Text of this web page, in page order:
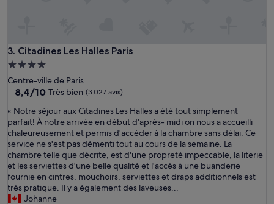
3. Citadines Les Halles Paris
Citadines Les Halles Paris
Hébergement
4.0 étoiles
Centre-ville de Paris
8.4
10,
Très
bien,
(3 027 avis)
8,4/10 Très bien (3 027 avis)
«
N
o
t
r
e
s
é
« Notre séjour aux Citadines Les Halles a été tout simplement
parfait! À notre arrivée en début d'après- midi on nous a accueilli
chaleureusement et permis d'accéder à la chambre sans délai. Ce
service ne s'est pas démenti tout au cours de la semaine. La
chambre telle que décrite, est d'une propreté impeccable, la literie
et les serviettes d'une belle qualité et l'accès à une buanderie
fournie en cintres, mouchoirs, serviettes et draps additionnels est
très pratique. Il y a également des laveuses...
Johanne